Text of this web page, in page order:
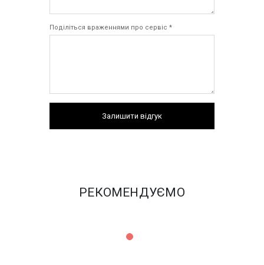
Поділіться враженнями про сервіс *
Залишити відгук
РЕКОМЕНДУЄМО